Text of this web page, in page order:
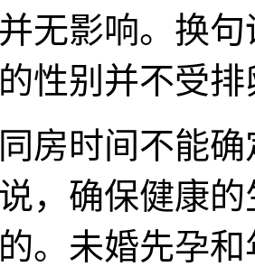
无影响。换
性别并不受
时间不能确
，确保健康
。未婚先孕